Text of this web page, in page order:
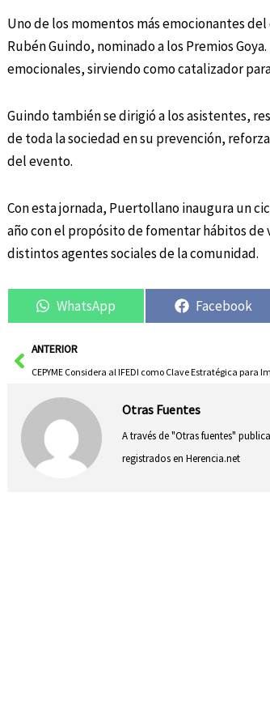
Uno de los momentos más emocionantes
Rubén Guindo, nominado a los Premios
emocionales, sirviendo como catalizador
Guindo también se dirigió a los asistentes,
de toda la sociedad en su prevención,
del evento.
Con esta jornada, Puertollano inaugura un
año con el propósito de fomentar hábitos
distintos agentes sociales de la comunidad.
WhatsApp Facebook
AntANTERIOR
Otras Fuentes
A través de "Otras fuentes"
registrados en Herencia.net